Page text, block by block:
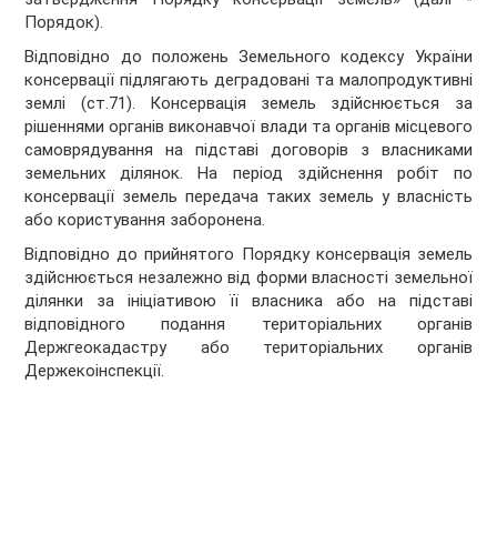
Порядок).
Відповідно до положень Земельного кодексу України
консервації підлягають деградовані та малопродуктивні
землі (ст.71). Консервація земель здійснюється за
рішеннями органів виконавчої влади та органів місцевого
самоврядування на підставі договорів з власниками
земельних ділянок. На період здійснення робіт по
консервації земель передача таких земель у власність
або користування заборонена.
Відповідно до прийнятого Порядку консервація земель
здійснюється незалежно від форми власності земельної
ділянки за ініціативою її власника або на підставі
відповідного подання територіальних органів
Держгеокадастру або територіальних органів
Держекоінспекції.